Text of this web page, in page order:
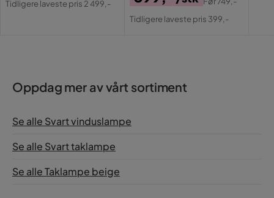
Tidligere laveste pris 2 499,-
Pris
Original
Tidligere laveste pris 399,-
Oppdag mer av vårt sortiment
Se alle Svart vinduslampe
Se alle Svart taklampe
Se alle Taklampe beige